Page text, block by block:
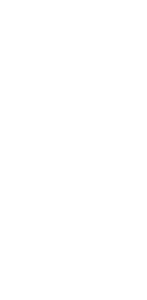
esta receta